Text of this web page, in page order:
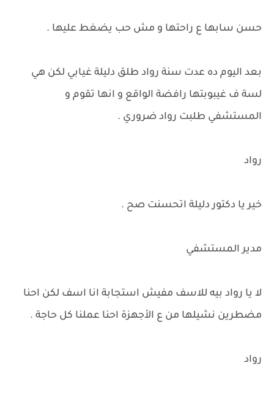
حسن سابها ع راحتها و مش حب يضغط عليها .
بعد اليوم ده عدت سنة رواد طلق دليلة غيابي لكن هي
لسة ف غيبوبتها رافضة الواقع و انها تقوم و
المستشفي طلبت رواد ضروري .
رواد
خير يا دكتور دليلة اتحسنت صح .
مدير المستشفي
لا يا رواد بيه للاسف مفيش استجابة انا اسف لكن احنا
مضطرين نشيلها من ع الأجهزة احنا عملنا كل حاجة .
رواد